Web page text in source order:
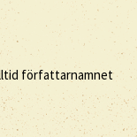
författarnamnet